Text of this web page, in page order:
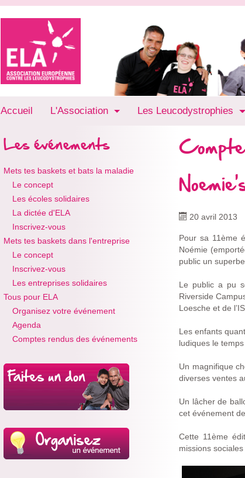
Accueil L'Association Les Leucodystrophies
Les événements
Mets tes baskets et bats la maladie
Le concept
Les écoles solidaires
La dictée d'ELA
Inscrivez-vous
Mets tes baskets dans l'entreprise
Le concept
Inscrivez-vous
Les entreprises solidaires
Tous pour ELA
Organisez votre événement
Agenda
Comptes rendus des événements
20 avril 2013
Pour sa 11ème
Noémie
public un
Le public a pu
Riverside
Loesche et de
Les enfants
ludiques le temps
Un magnifique
diverses ventes
Un lâcher de
cet événement
Cette 11ème
missions sociales